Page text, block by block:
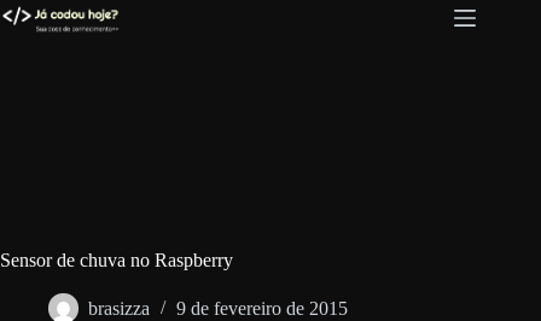
Pular
para
Sensor de chuva no Raspberry
brasizza 9 de fevereiro de 2015